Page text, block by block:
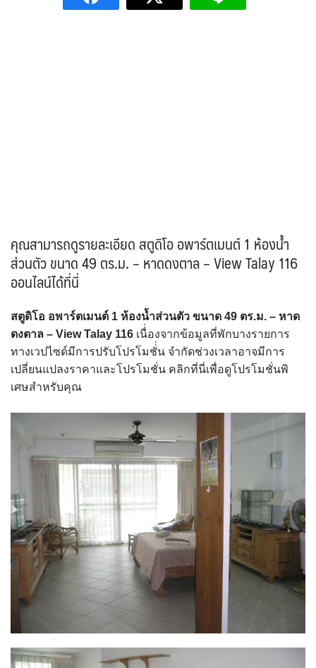
คุณสามารถดูรายละเอียด สตูดิโอ อพาร์ตเมนต์ 1 ห้องน้ำ
ส่วนตัว ขนาด 49 ตร.ม. – หาดดงตาล – View Talay 116
ออนไลน์ได้ที่นี่
สตูดิโอ อพาร์ตเมนต์ 1 ห้องน้ำส่วนตัว ขนาด 49 ตร.ม. – หาด
ดงตาล – View Talay 116 เนื่่องจากข้อมูลที่พักบางรายการ
ทางเวปไซด์มีการปรับโปรโมชั่่น จำกัดช่วงเวลาอาจมีการ
เปลี่ยนแปลงราคาและโปรโมชั่น คลิกที่นี่เพื่อดูโปรโมชั่นพิ
เศษสำหรับคุณ